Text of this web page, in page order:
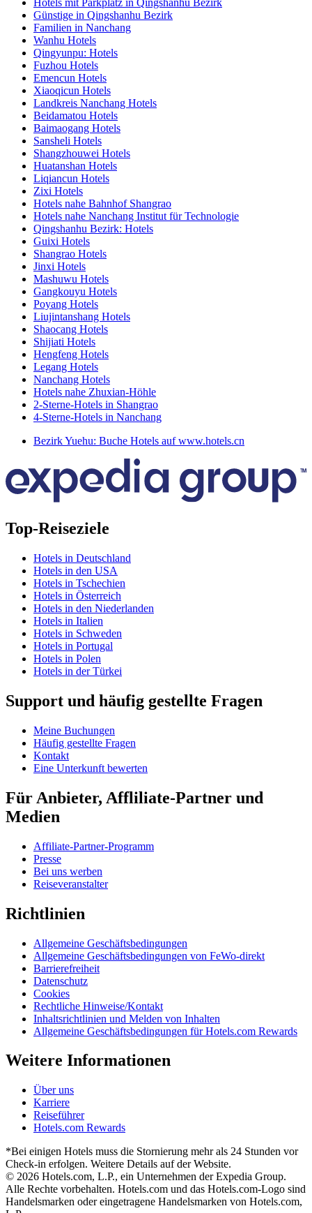
Hotels mit Parkplatz in Qingshanhu Bezirk
Günstige in Qingshanhu Bezirk
Familien in Nanchang
Wanhu Hotels
Qingyunpu: Hotels
Fuzhou Hotels
Emencun Hotels
Xiaoqicun Hotels
Landkreis Nanchang Hotels
Beidamatou Hotels
Baimaogang Hotels
Sansheli Hotels
Shangzhouwei Hotels
Huatanshan Hotels
Liqiancun Hotels
Zixi Hotels
Hotels nahe Bahnhof Shangrao
Hotels nahe Nanchang Institut für Technologie
Qingshanhu Bezirk: Hotels
Guixi Hotels
Shangrao Hotels
Jinxi Hotels
Mashuwu Hotels
Gangkouyu Hotels
Poyang Hotels
Liujintanshang Hotels
Shaocang Hotels
Shijiati Hotels
Hengfeng Hotels
Legang Hotels
Nanchang Hotels
Hotels nahe Zhuxian-Höhle
2-Sterne-Hotels in Shangrao
4-Sterne-Hotels in Nanchang
Bezirk Yuehu: Buche Hotels auf www.hotels.cn
Top-Reiseziele
Hotels in Deutschland
Hotels in den USA
Hotels in Tschechien
Hotels in Österreich
Hotels in den Niederlanden
Hotels in Italien
Hotels in Schweden
Hotels in Portugal
Hotels in Polen
Hotels in der Türkei
Support und häufig gestellte Fragen
Meine Buchungen
Häufig gestellte Fragen
Kontakt
Eine Unterkunft bewerten
Für Anbieter, Affliliate-Partner und
Medien
Affiliate-Partner-Programm
Presse
Bei uns werben
Reiseveranstalter
Richtlinien
Allgemeine Geschäftsbedingungen
Allgemeine Geschäftsbedingungen von FeWo-direkt
Barrierefreiheit
Datenschutz
Cookies
Rechtliche Hinweise/Kontakt
Inhaltsrichtlinien und Melden von Inhalten
Allgemeine Geschäftsbedingungen für Hotels.com Rewards
Weitere Informationen
Über uns
Karriere
Reiseführer
Hotels.com Rewards
*Bei einigen Hotels muss die Stornierung mehr als 24 Stunden vor
Check-in erfolgen. Weitere Details auf der Website.
© 2026 Hotels.com, L.P., ein Unternehmen der Expedia Group.
Alle Rechte vorbehalten. Hotels.com und das Hotels.com-Logo sind
Handelsmarken oder eingetragene Handelsmarken von Hotels.com,